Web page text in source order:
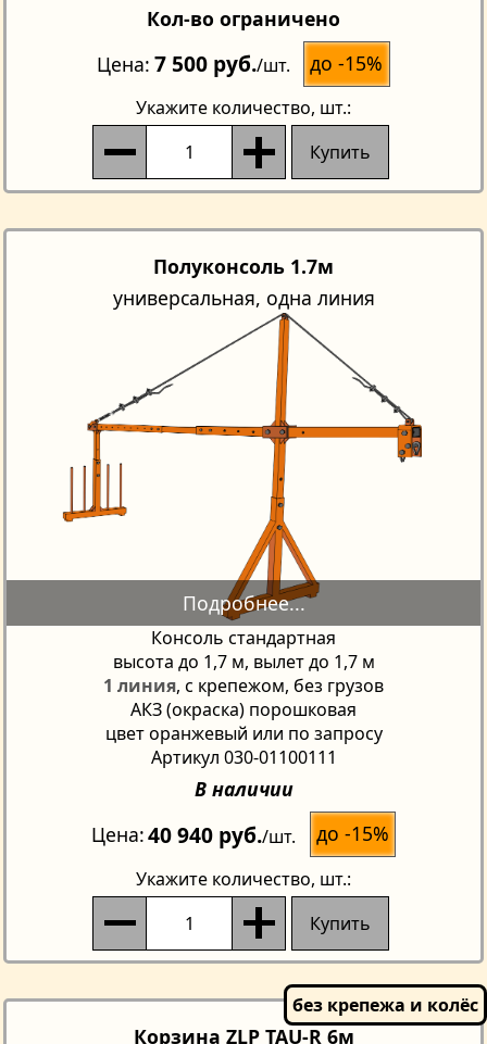
Кол-во ограничено
Цена 7 500 руб./шт. до -15%
Укажите количество, шт.:
Купить
Полуконсоль 1.7м
универсальная, одна линия
Консоль стандартная
высота до 1,7 м, вылет до 1,7 м
1 линия, с крепежом, без грузов
АКЗ (окраска) порошковая
цвет оранжевый или по запросу
Артикул 030-01100111
В наличии
Цена 40 940 руб./шт. до -15%
Укажите количество, шт.:
Купить
Корзина ZLP TAU-R 6м